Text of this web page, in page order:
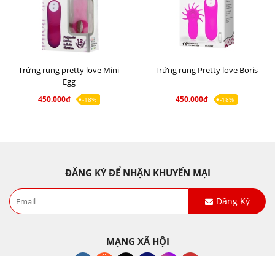
Trứng rung pretty love Mini
Egg
450.000₫ -18%
Trứng rung Pretty love Boris
450.000₫ -18%
ĐĂNG KÝ ĐỂ NHẬN KHUYẾN MẠI
Đăng Ký
MẠNG XÃ HỘI